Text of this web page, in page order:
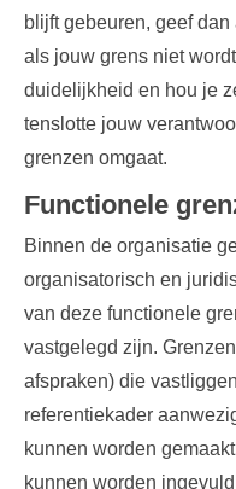
blijft gebeuren, geef
als jouw grens niet
duidelijkheid en hou je
tenslotte jouw
grenzen omgaat.
Functionele
Binnen de organisatie
organisatorisch en
van deze functionele
vastgelegd zijn.
afspraken) die
referentiekader
kunnen worden
kunnen worden